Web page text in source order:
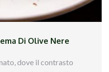
Di Olive Nere
dove il contrasto